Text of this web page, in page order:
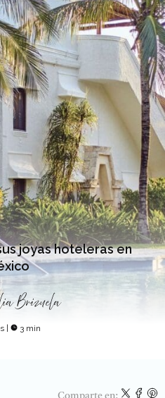
joyas hoteleras en
Brizuela
| 3 min
Comparte en: